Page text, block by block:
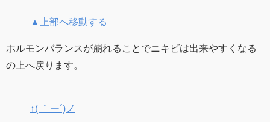
▲上部へ移動する
ホルモンバランスが崩れることでニキビは出来やすくなる
の上へ戻ります。
↑( ｀ー´)ノ